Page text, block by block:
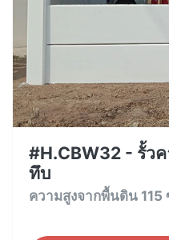
#H.CBW32 - รั้ว
ทึบ
ความสูงจากพื้นดิน 115